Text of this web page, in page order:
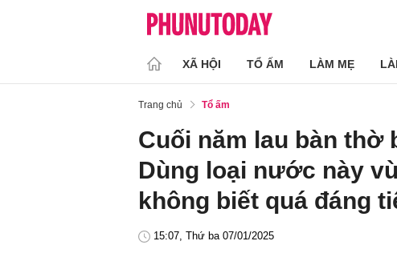
XÃ HỘI TỔ ẤM LÀM MẸ
Trang chủ Tổ ấm
Cuối năm lau bàn thờ
Dùng loại nước này
không biết quá đáng
15:07, Thứ ba 07/01/2025